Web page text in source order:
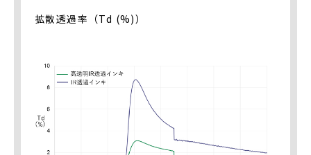
拡散透過率（Td (%)）